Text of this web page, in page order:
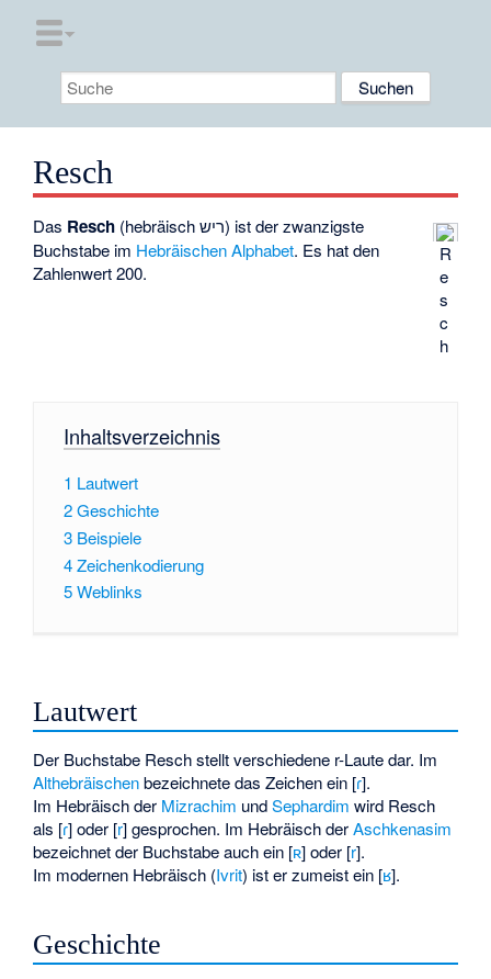
Resch
R
e
s
c
h
Das Resch (hebräisch ריש) ist der zwanzigste
Buchstabe im Hebräischen Alphabet. Es hat den
Zahlenwert200.
Inhaltsverzeichnis
1 Lautwert
2Geschichte
3 Beispiele
4Zeichenkodierung
5Weblinks
Lautwert
Der Buchstabe Resch stellt verschiedene r-Laute dar. Im
Althebräischenbezeichnete das Zeichen ein [ɾ].
Im Hebräisch der Mizrachim undSephardim wird Resch
als [ɾ] oder [r] gesprochen. Im Hebräisch derAschkenasim
bezeichnet der Buchstabe auch ein [ʀ] oder [r].
Im modernen Hebräisch (Ivrit) ist er zumeist ein [ʁ].
Geschichte